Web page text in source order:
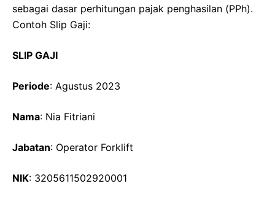
sebagai dasar perhitungan pajak penghasilan (PPh).
Contoh Slip Gaji:
SLIP GAJI
Periode: Agustus 2023
Nama: Nia Fitriani
Jabatan: Operator Forklift
NIK: 3205611502920001